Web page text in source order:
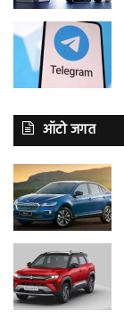
ऑटो जगत